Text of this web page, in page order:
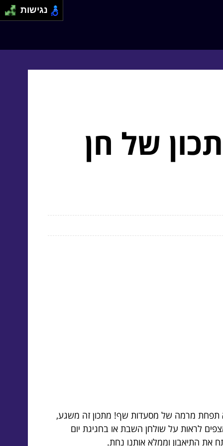
של חן
תפחת מרמה של מסעדות שף! מתכון זה משגע,
לראות על שולחן השבת או בחגיגת יום
את התיאבון וממלא אותנו נחת.
נגישות